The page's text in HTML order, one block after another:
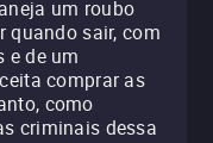
um roubo
quando sair, com
e de um
comprar as
como
criminais dessa